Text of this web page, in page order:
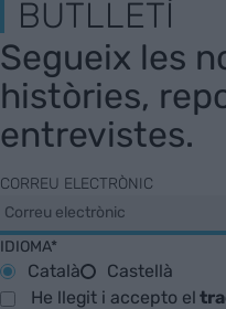
BUTLLETÍ
Segueix les
històries,
entrevistes.
CORREU ELECTRÒNIC
IDIOMA*
Català
Castellà
He llegit i accepto el